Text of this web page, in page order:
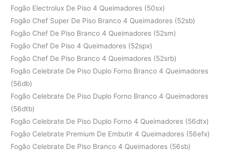
Fogão Electrolux De Piso 4 Queimadores (50sx)
Fogão Chef Super De Piso Branco 4 Queimadores (52sb)
Fogão Chef De Piso Branco 4 Queimadores (52sm)
Fogão Chef De Piso 4 Queimadores (52spx)
Fogão Chef De Piso Branco 4 Queimadores (52srb)
Fogão Celebrate De Piso Duplo Forno Branco 4 Queimadores
(56db)
Fogão Celebrate De Piso Duplo Forno Branco 4 Queimadores
(56dtb)
Fogão Celebrate De Piso Duplo Forno 4 Queimadores (56dtx)
Fogão Celebrate Premium De Embutir 4 Queimadores (56efx)
Fogão Celebrate De Piso Branco 4 Queimadores (56sb)